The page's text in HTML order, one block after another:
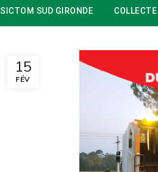
SICTOM SUD GIRONDE COLLECTE
15
FÉV